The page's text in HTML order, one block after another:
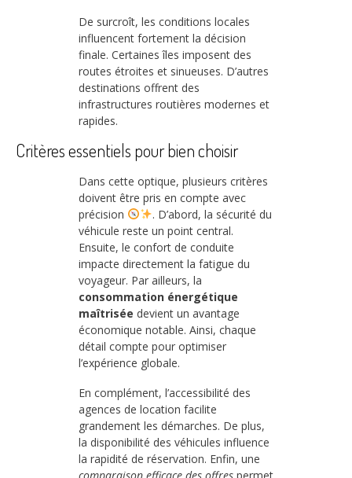
De surcroît, les conditions locales
influencent fortement la décision
finale. Certaines îles imposent des
routes étroites et sinueuses. D’autres
destinations offrent des
infrastructures routières modernes et
rapides.
Critères essentiels pour bien choisir
Dans cette optique, plusieurs critères
doivent être pris en compte avec
précision
. D’abord, la sécurité du
véhicule reste un point central.
Ensuite, le confort de conduite
impacte directement la fatigue du
voyageur. Par ailleurs, la
consommation énergétique
maîtrisée devient un avantage
économique notable. Ainsi, chaque
détail compte pour optimiser
l’expérience globale.
En complément, l’accessibilité des
agences de location facilite
grandement les démarches. De plus,
la disponibilité des véhicules influence
la rapidité de réservation. Enfin, une